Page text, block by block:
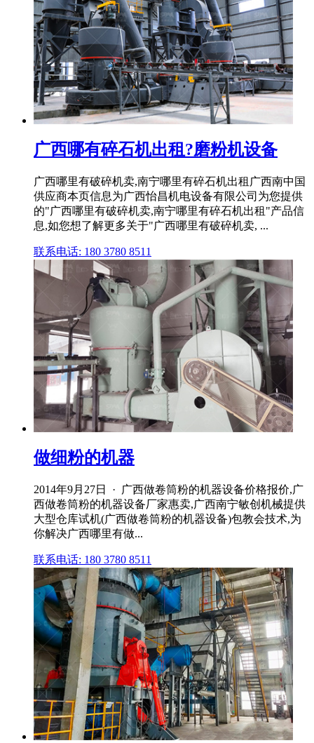
广西哪有碎石机出租?磨粉机设备
广西哪里有破碎机卖,南宁哪里有碎石机出租广西南中国
供应商本页信息为广西怡昌机电设备有限公司为您提供
的"广西哪里有破碎机卖,南宁哪里有碎石机出租"产品信
息,如您想了解更多关于"广西哪里有破碎机卖, ...
联系电话: 180 3780 8511
做细粉的机器
2014年9月27日 · 广西做卷筒粉的机器设备价格报价,广
西做卷筒粉的机器设备厂家惠卖,广西南宁敏创机械提供
大型仓库试机(广西做卷筒粉的机器设备)包教会技术,为
你解决广西哪里有做...
联系电话: 180 3780 8511